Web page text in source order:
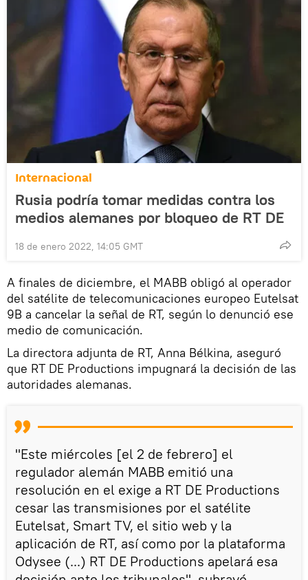
Internacional
Rusia podría tomar medidas contra los
medios alemanes por bloqueo de RT DE
18 de enero 2022, 14:05 GMT
A finales de diciembre, el MABB obligó al operador
del satélite de telecomunicaciones europeo Eutelsat
9B a cancelar la señal de RT, según lo denunció ese
medio de comunicación.
La directora adjunta de RT, Anna Bélkina, aseguró
que RT DE Productions impugnará la decisión de las
autoridades alemanas.
"Este miércoles [el 2 de febrero] el
regulador alemán MABB emitió una
resolución en el exige a RT DE Productions
cesar las transmisiones por el satélite
Eutelsat, Smart TV, el sitio web y la
aplicación de RT, así como por la plataforma
Odysee (...) RT DE Productions apelará esa